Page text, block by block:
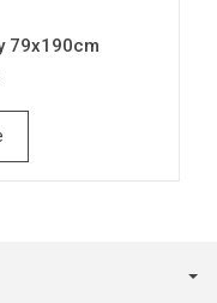
79x190cm